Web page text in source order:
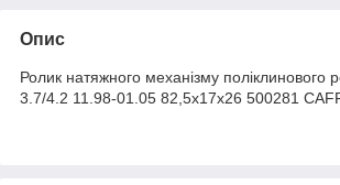
Опис
Ролик натяжного механізму поліклинового
3.7/4.2 11.98-01.05 82,5x17x26 500281